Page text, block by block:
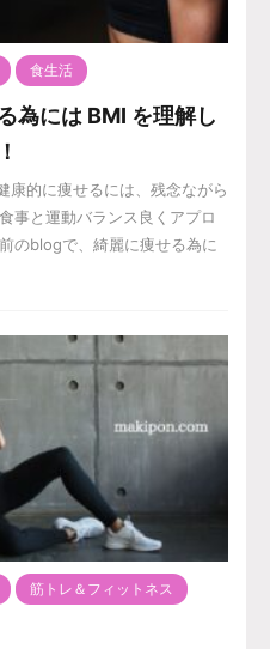
食生活
為には BMI を理解し
康的に痩せるには、残念ながら
事と運動バランス良くアプロ
のblogで、綺麗に痩せる為に
筋トレ＆フィットネス